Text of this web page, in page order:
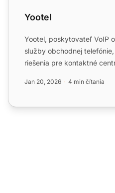
Yootel
Yootel, poskytovateľ VoIP
služby obchodnej
riešenia pre kontaktné
Jan 20, 2026 4 min čítania